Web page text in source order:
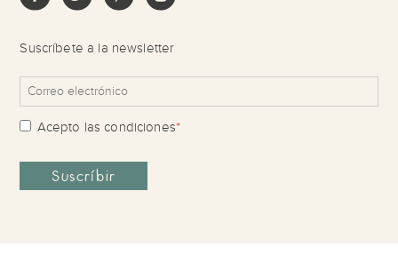
Suscríbete a la newsletter
Acepto las condiciones*